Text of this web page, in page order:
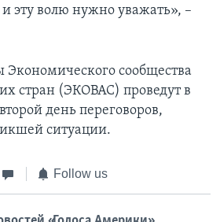
эту волю нужно уважать», –
сообщества
стран (ЭКОВАС) проведут в
день переговоров,
ситуации.
Follow us